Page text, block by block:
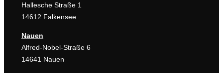
Hallesche Straße 1
14612 Falkensee
Nauen
Alfred-Nobel-Straße 6
14641 Nauen